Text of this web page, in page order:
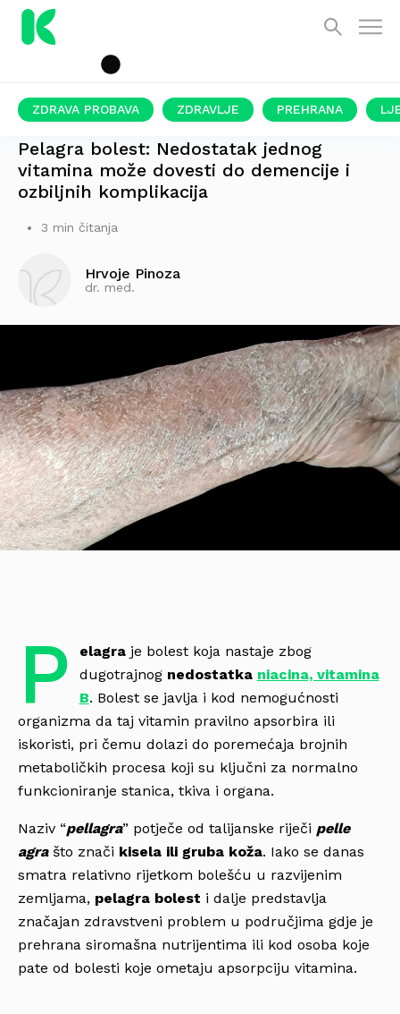
ZDRAVA PROBAVA ZDRAVLJE PREHRANA
Pelagra bolest: Nedostatak jednog
vitamina može dovesti do demencije i
ozbiljnih komplikacija
3 min čitanja
Hrvoje Pinoza
dr. med.
P elagraje bolest koja nastaje zbog
dugotrajnog nedostatka niacina, vitamina
B. Bolest se javlja i kod nemogućnosti
organizma da taj vitamin pravilno apsorbira ili
iskoristi, pri čemu dolazi do poremećaja brojnih
metaboličkih procesa koji su ključni za normalno
funkcioniranje stanica, tkiva i organa.
Naziv “pellagra” potječe od talijanske riječi pelle
agrašto znači kisela ili gruba koža. Iako se danas
smatra relativno rijetkom bolešću u razvijenim
zemljama, pelagra bolest i dalje predstavlja
značajan zdravstveni problem u područjima gdje je
prehrana siromašna nutrijentima ili kod osoba koje
pate od bolesti koje ometaju apsorpciju vitamina.